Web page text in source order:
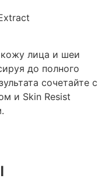
лица и шеи
до полного
сочетайте с
и Skin Resist